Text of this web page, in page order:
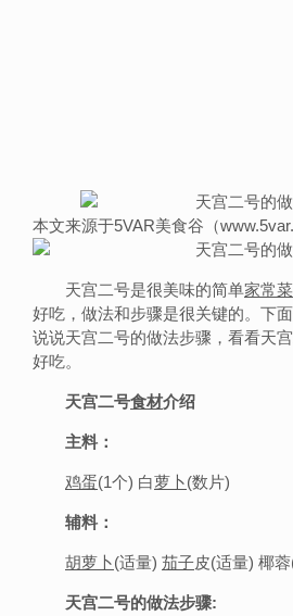
本文来源于5VAR美食谷（
天宫二号是很美味的简单家常菜
好吃，做法和步骤是很关键的。下面
说说天宫二号的做法步骤，看看天
好吃。
天宫二号食材介绍
主料：
鸡蛋(1个) 白萝卜(数片)
辅料：
胡萝卜(适量) 茄子皮(适量) 椰
天宫二号的做法步骤: